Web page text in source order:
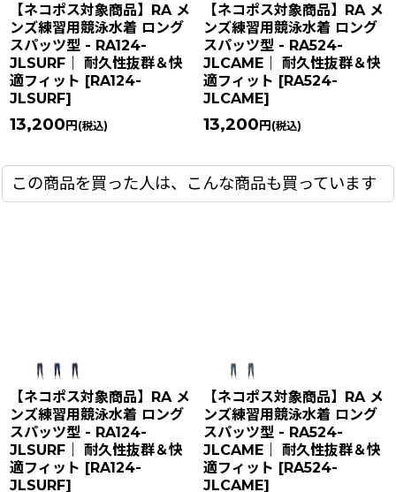
【ネコポス対象商品】RA メ
ンズ練習用競泳水着 ロング
スパッツ型 - RA124-
JLSURF｜ 耐久性抜群＆快
適フィット [RA124-
JLSURF]
13,200円(税込)
【ネコポス対象商品】RA メ
ンズ練習用競泳水着 ロング
スパッツ型 - RA524-
JLCAME｜ 耐久性抜群＆快
適フィット [RA524-
JLCAME]
13,200円(税込)
この商品を買った人は、こんな商品も買っています
【ネコポス対象商品】RA メ
ンズ練習用競泳水着 ロング
スパッツ型 - RA124-
JLSURF｜ 耐久性抜群＆快
適フィット [RA124-
JLSURF]
【ネコポス対象商品】RA メ
ンズ練習用競泳水着 ロング
スパッツ型 - RA524-
JLCAME｜ 耐久性抜群＆快
適フィット [RA524-
JLCAME]